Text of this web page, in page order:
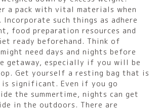
a pack with vital materials when
Incorporate such things as adhere
food preparation resources and
ready beforehand. Think of
need days and nights before
getaway, especially if you will be
Get yourself a resting bag that is
is significant. Even if you go
the summertime, nights can get
in the outdoors. There are